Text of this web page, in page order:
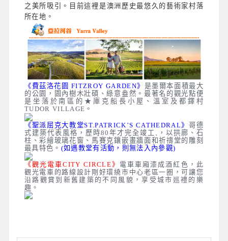
之美所吸引。 目前這裡是澳洲歷史最悠久的藝術家村落
所在地 。
《 費茲洛花園 FITZROY GARDEN》 是墨爾本面積最大
的公園，園內樹木壯碩、綠意盎然。最著名的觀光點便
是坐落於南區的★庫克船長小屋、溫室及都鐸村
TUDOR VILLAGE。
《聖派屈克大教堂ST.PATRICK’S CATHEDRAL》哥德
式建築代表風格，歷時80年才完全竣工‚，以拱廊、石
柱、彩繪玻璃花窗、馬賽克鑲嵌畫牆面和祈禱堂的雕刻
最具特色。 (如遇教堂有活動，則無法入內參觀)
《觀光電車CITY CIRCLE》 電車車廂漆成酒紅色，此
觀光電車的路線設計剛好環繞市中心老區一圈，可讓您
沿路觀賞到新舊建築的不同風貌，享受城市巡禮的樂
趣。